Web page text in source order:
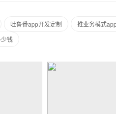
吐鲁番app开发定制
推业务模式
钱